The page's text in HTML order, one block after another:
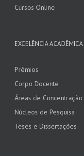
Cursos Online
EXCELÊNCIA ACADÊMICA
Prêmios
Corpo Docente
Áreas de Concentração
Núcleos de Pesquisa
Teses e Dissertações